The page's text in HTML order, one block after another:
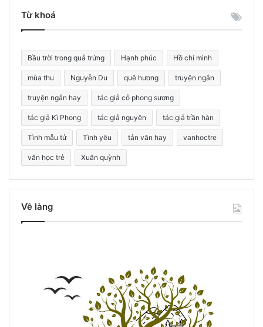
c
h
o
:
Từ khoá
Bầu trời trong quả trứng Hạnh phúc Hồ chí minh
mùa thu Nguyễn Du quê hương truyện ngắn
truyện ngắn hay tác giả cỏ phong sương
tác giả Kì Phong tác giả nguyên tác giả trần hàn
Tình mẫu tử Tình yêu tản văn hay vanhoctre
văn học trẻ Xuân quỳnh
Về làng